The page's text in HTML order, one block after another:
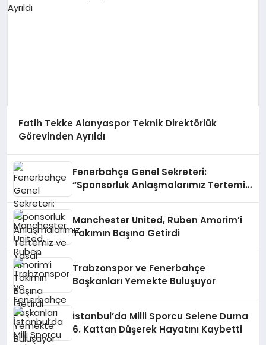
Fatih Tekke Alanyaspor Teknik Direktörlük
Görevinden Ayrıldı
Fenerbahçe Genel Sekreteri:
“Sponsorluk Anlaşmalarımız Tertemiz
Manchester United, Ruben Amorim’i
Takımın Başına Getirdi
Trabzonspor ve Fenerbahçe
Başkanları Yemekte Buluşuyor
İstanbul’da Milli Sporcu Selene Durna
6. Kattan Düşerek Hayatını Kaybetti